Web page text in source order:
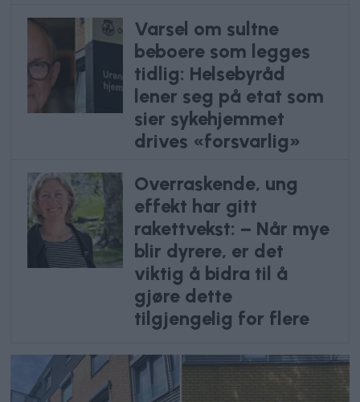
Varsel om sultne
beboere som legges
tidlig: Helsebyråd
lener seg på etat som
sier sykehjemmet
drives «forsvarlig»
Overraskende, ung
effekt har gitt
rakettvekst: – Når mye
blir dyrere, er det
viktig å bidra til å
gjøre dette
tilgjengelig for flere